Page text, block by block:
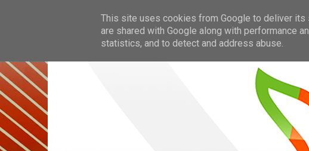
This site uses cookies from Google to deliver its
are shared with Google along with performance
statistics, and to detect and address abuse.